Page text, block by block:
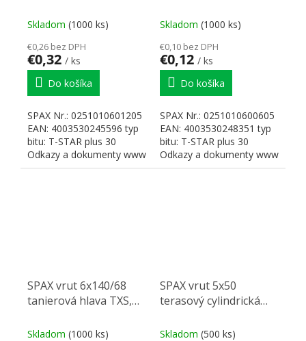
Skladom (1000 ks)
€0,26 bez DPH
€0,32 / ks
Do košíka
SPAX Nr.: 0251010601205
EAN: 4003530245596 typ
bitu: T-STAR plus 30
Odkazy a dokumenty www
SPAX
Skladom (1000 ks)
€0,10 bez DPH
€0,12 / ks
Do košíka
SPAX Nr.: 0251010600605
EAN: 4003530248351 typ
bitu: T-STAR plus 30
Odkazy a dokumenty www
SPAX
SPAX vrut 6x140/68
tanierová hlava TXS,
Skladom (1000 ks)
SPAX vrut 5x50
terasový cylindrická
strieborný
Skladom (500 ks)